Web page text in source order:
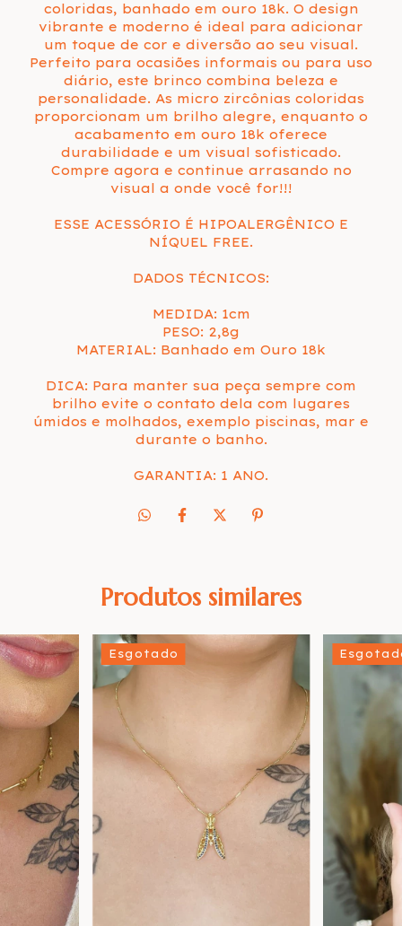
coloridas, banhado em ouro 18k. O design
vibrante e moderno é ideal para adicionar
um toque de cor e diversão ao seu visual.
Perfeito para ocasiões informais ou para uso
diário, este brinco combina beleza e
personalidade. As micro zircônias coloridas
proporcionam um brilho alegre, enquanto o
acabamento em ouro 18k oferece
durabilidade e um visual sofisticado.
Compre agora e continue arrasando no
visual a onde você for!!!
ESSE ACESSÓRIO É HIPOALERGÊNICO E
NÍQUEL FREE.
DADOS TÉCNICOS:
MEDIDA: 1cm
PESO: 2,8g
MATERIAL: Banhado em Ouro 18k
DICA: Para manter sua peça sempre com
brilho evite o contato dela com lugares
úmidos e molhados, exemplo piscinas, mar e
durante o banho.
GARANTIA: 1 ANO.
Produtos similares
Esgotado